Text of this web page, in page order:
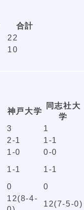
合計
22
10
神戸大学
同志社大
学
3 1
2-1
1-1
1-0
0-0
1-1 1-1
0 0
12(8-4-
12(7-5-0)